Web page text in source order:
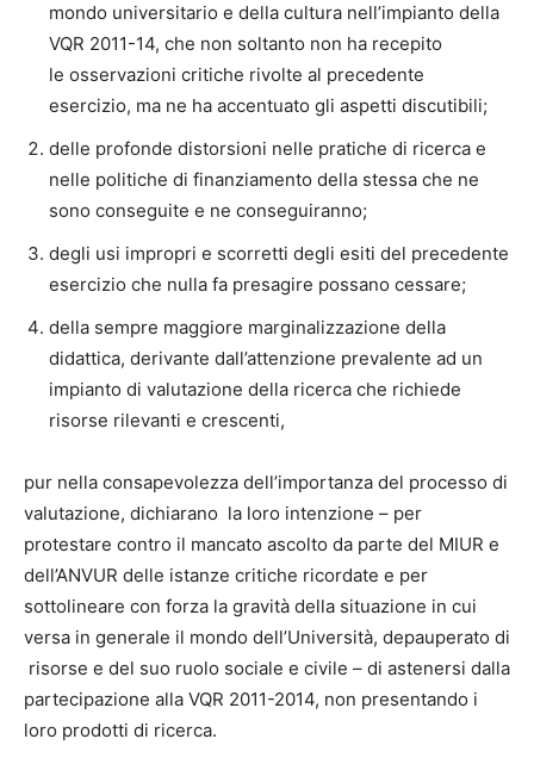
mondo universitario e della cultura nell’impianto della
VQR 2011-14, che non soltanto non ha recepito
le osservazioni critiche rivolte al precedente
esercizio, ma ne ha accentuato gli aspetti discutibili;
delle profonde distorsioni nelle pratiche di ricerca e
nelle politiche di finanziamento della stessa che ne
sono conseguite e ne conseguiranno;
degli usi impropri e scorretti degli esiti del precedente
esercizio che nulla fa presagire possano cessare;
della sempre maggiore marginalizzazione della
didattica, derivante dall’attenzione prevalente ad un
impianto di valutazione della ricerca che richiede
risorse rilevanti e crescenti,
pur nella consapevolezza dell’importanza del processo di
valutazione, dichiarano la loro intenzione – per
protestare contro il mancato ascolto da parte del MIUR e
dell’ANVUR delle istanze critiche ricordate e per
sottolineare con forza la gravità della situazione in cui
versa in generale il mondo dell’Università, depauperato di
risorse e del suo ruolo sociale e civile – di astenersi dalla
partecipazione alla VQR 2011-2014, non presentando i
loro prodotti di ricerca.